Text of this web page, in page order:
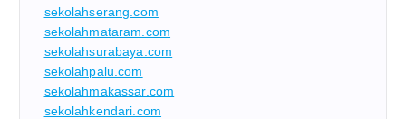
sekolahserang.com
sekolahmataram.com
sekolahsurabaya.com
sekolahpalu.com
sekolahmakassar.com
sekolahkendari.com